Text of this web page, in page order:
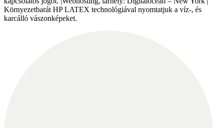
Környezetbarát HP LATEX technológiával nyomtatjuk a víz-, és
karcálló vászonképeket.